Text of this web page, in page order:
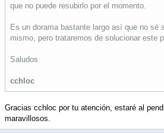
que no puede resubirlo por el momento.
Es un dorama bastante largo así que no sé
mismo, pero trataremos de solucionar este
Saludos
cchloc
Gracias cchloc por tu atención, estaré al
maravillosos.